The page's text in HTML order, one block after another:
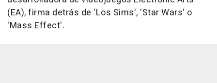
(EA), firma detrás de 'Los Sims', 'Star Wars' o
'Mass Effect'.